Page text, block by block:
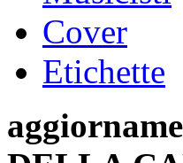
Cover
Etichette